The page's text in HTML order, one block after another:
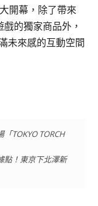
開幕，除了帶來
的獨家商品外，
未來感的互動空間
TOKYO TORCH
點！東京下北澤新